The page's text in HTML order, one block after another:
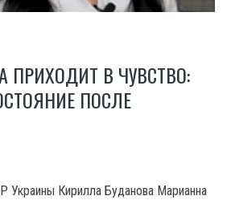
ПРИХОДИТ В ЧУВСТВО:
ПОСЛЕ
Украины Кирилла Буданова Марианна